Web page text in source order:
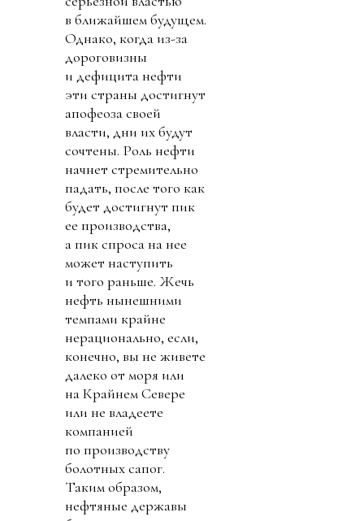
в ближайшем будущем.
Однако, когда из-за
дороговизны
и дефицита нефти
эти страны достигнут
апофеоза своей
власти, дни их будут
сочтены. Роль нефти
начнет стремительно
падать, после того как
будет достигнут пик
ее производства,
а пик спроса на нее
может наступить
и того раньше. Жечь
нефть нынешними
темпами крайне
нерационально, если,
конечно, вы не живете
далеко от моря или
на Крайнем Севере
или не владеете
компанией
по производству
болотных сапог.
Таким образом,
нефтяные державы